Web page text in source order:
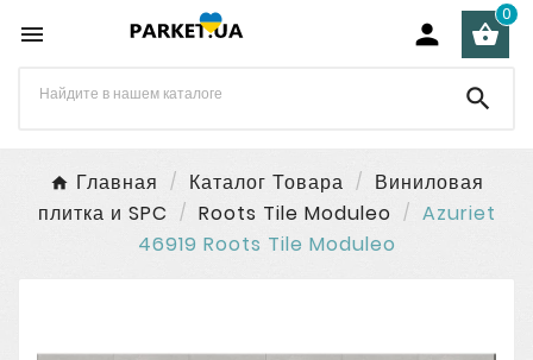
  
0

Главная Каталог Товара
Виниловая
плитка и SPC
Roots Tile Moduleo
Azuriet
46919 Roots Tile Moduleo